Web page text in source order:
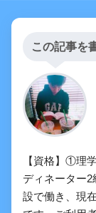
この記事を
【資格】①理
ディネーター
設で働き、現